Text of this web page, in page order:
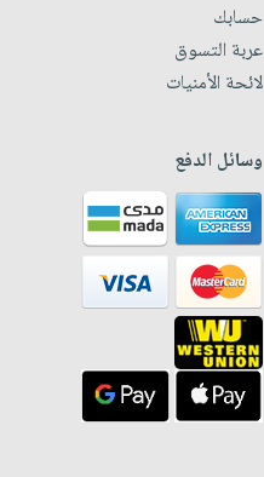
حسابك
عربة التسوق
لائحة الأمنيات
وسائل الدفع